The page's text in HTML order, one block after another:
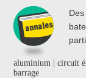
aluminium | circuit
barrage